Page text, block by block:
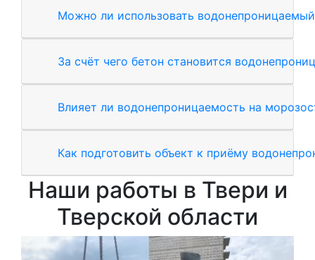
Можно ли использовать
За счёт чего бетон становится
Влияет ли водонепроницаемость на
Как подготовить объект к приёму
Наши работы в Твери и
Тверской области